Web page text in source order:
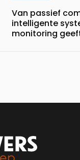
Van passief
intelligente
monitoring